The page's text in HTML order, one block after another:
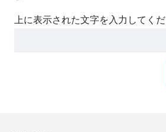
上に表示された文字を入力してくだ